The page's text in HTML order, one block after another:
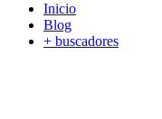
Inicio
Blog
+ buscadores